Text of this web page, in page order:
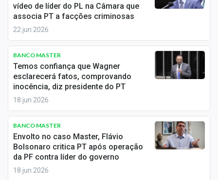
Central de Fundos Imobiliários
Central dos IPOs
Renda Fixa
Finanças Pessoais
Economia
Empresas
Brasil
vídeo de líder do PL na Câmara que
associa PT a facções criminosas
22 jun 2026
BANCO MASTER
Temos confiança que Wagner
esclarecerá fatos, comprovando
inocência, diz presidente do PT
18 jun 2026
BANCO MASTER
Envolto no caso Master, Flávio
Bolsonaro critica PT após operação
da PF contra líder do governo
18 jun 2026